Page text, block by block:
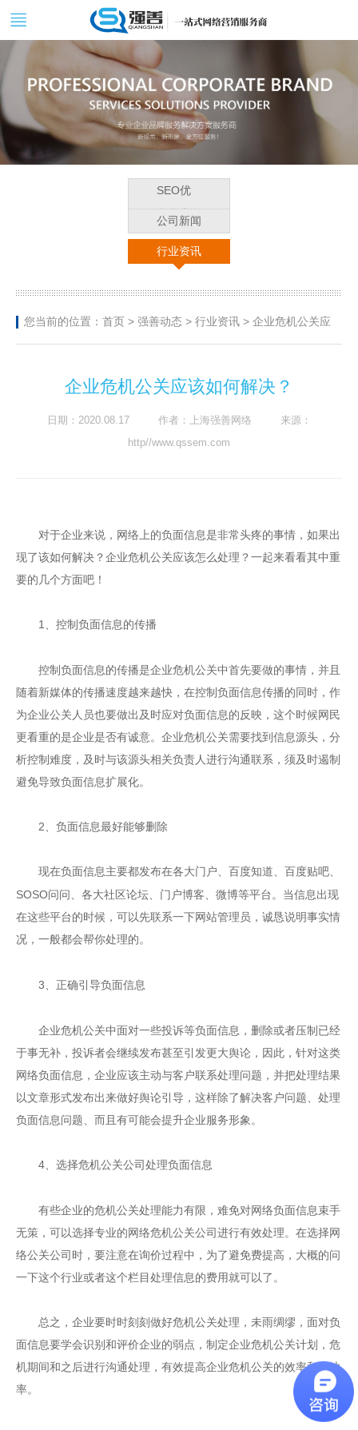
SEO优
化学堂
公司新闻
行业资讯
您当前的位置： 首页 > 强善动态 > 行业资讯 > 企业危机公关应
企业危机公关应该如何解决？
日期：2020.08.17 作者：上海强善网络 来源：
http//www.qssem.com
对于企业来说，网络上的负面信息是非常头疼的事情，如果出
现了该如何解决？企业危机公关应该怎么处理？一起来看看其中重
要的几个方面吧！
1、控制负面信息的传播
控制负面信息的传播是企业危机公关中首先要做的事情，并且
随着新媒体的传播速度越来越快，在控制负面信息传播的同时，作
为企业公关人员也要做出及时应对负面信息的反映，这个时候网民
更看重的是企业是否有诚意。企业危机公关需要找到信息源头，分
析控制难度，及时与该源头相关负责人进行沟通联系，须及时遏制
避免导致负面信息扩展化。
2、负面信息最好能够删除
现在负面信息主要都发布在各大门户、百度知道、百度贴吧、
SOSO问问、各大社区论坛、门户博客、微博等平台。当信息出现
在这些平台的时候，可以先联系一下网站管理员，诚恳说明事实情
况，一般都会帮你处理的。
3、正确引导负面信息
企业危机公关中面对一些投诉等负面信息，删除或者压制已经
于事无补，投诉者会继续发布甚至引发更大舆论，因此，针对这类
网络负面信息，企业应该主动与客户联系处理问题，并把处理结果
以文章形式发布出来做好舆论引导，这样除了解决客户问题、处理
负面信息问题、而且有可能会提升企业服务形象。
4、选择危机公关公司处理负面信息
有些企业的危机公关处理能力有限，难免对网络负面信息束手
无策，可以选择专业的网络危机公关公司进行有效处理。在选择网
络公关公司时，要注意在询价过程中，为了避免费提高，大概的问
一下这个行业或者这个栏目处理信息的费用就可以了。
总之，企业要时时刻刻做好危机公关处理，未雨绸缪，面对负
面信息要学会识别和评价企业的弱点，制定企业危机公关计划，危
机期间和之后进行沟通处理，有效提高企业危机公关的效率和成功
率。